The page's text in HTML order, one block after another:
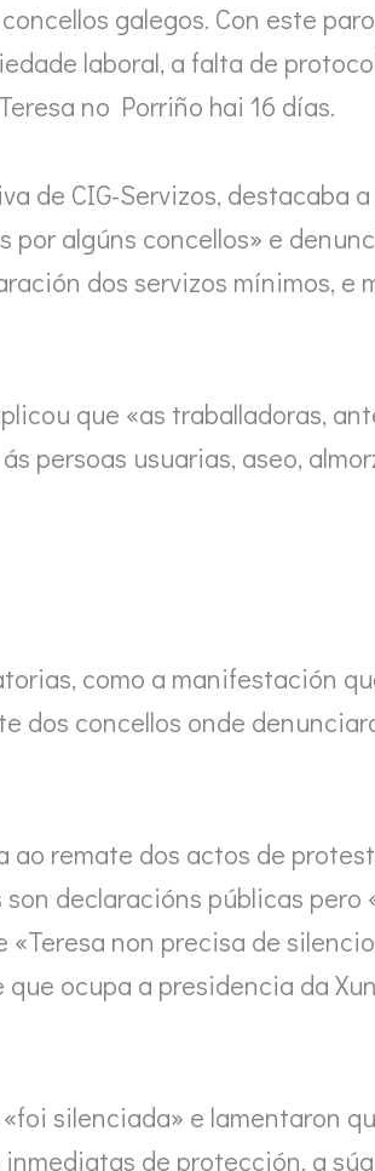
galegos. Con este
laboral, a falta de
no Porriño hai 16 días.
de CIG-Servizos, destacaba
algúns concellos» e
dos servizos mínimos, e
que «as traballadoras,
persoas usuarias, aseo,
como a manifestación
dos concellos onde
remate dos actos de
declaracións públicas
non precisa de
ocupa a presidencia da
silenciada» e lamentaron
de protección, a